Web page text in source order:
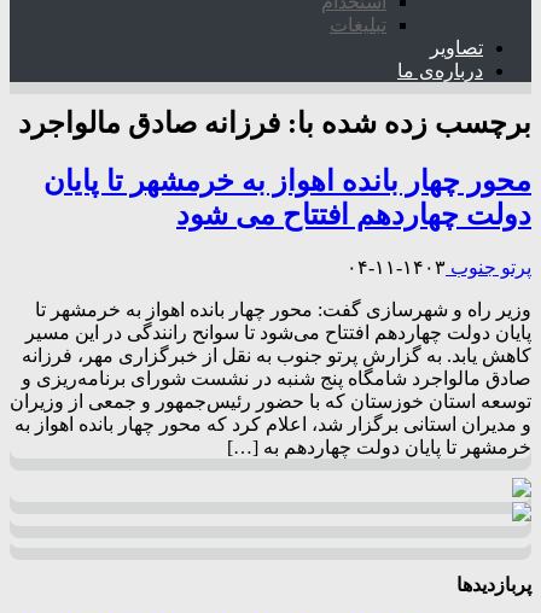
تبلیغات
تصاویر
درباره‌ی ما
برچسب زده شده با: فرزانه صادق مالواجرد
محور چهار بانده اهواز به خرمشهر تا پایان
دولت چهاردهم افتتاح می شود
پرتو جنوب ۱۴۰۳-۱۱-۰۴
وزیر راه و شهرسازی گفت: محور چهار بانده اهواز به خرمشهر تا
پایان دولت چهاردهم افتتاح می‌شود تا سوانح رانندگی در این مسیر
کاهش یابد. به گزارش پرتو جنوب به نقل از خبرگزاری مهر، فرزانه
صادق مالواجرد شامگاه پنج شنبه در نشست شورای برنامه‌ریزی و
توسعه استان خوزستان که با حضور رئیس‌جمهور و جمعی از وزیران
و مدیران استانی برگزار شد، اعلام کرد که محور چهار بانده اهواز به
خرمشهر تا پایان دولت چهاردهم به […]
پربازدیدها